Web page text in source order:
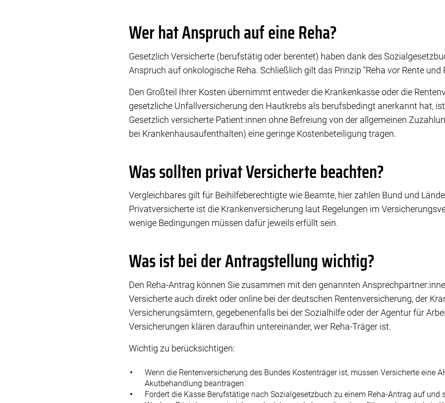
Wer hat Anspruch auf eine Reha?
Gesetzlich Versicherte (berufstätig oder berentet) haben dank des
Anspruch auf onkologische Reha. Schließlich gilt das Prinzip "Reha vor Rente und
Den Großteil Ihrer Kosten übernimmt entweder die Krankenkasse oder die
gesetzliche Unfallversicherung den Hautkrebs als berufsbedingt anerkannt hat,
Gesetzlich versicherte Patient:innen ohne Befreiung von der allgemeinen
bei Krankenhausaufenthalten) eine geringe Kostenbeteiligung tragen.
Was sollten privat Versicherte beachten?
Vergleichbares gilt für Beihilfeberechtigte wie Beamte, hier zahlen Bund und
Privatversicherte ist die Krankenversicherung laut Regelungen im
wenige Bedingungen müssen dafür jeweils erfüllt sein.
Was ist bei der Antragstellung wichtig?
Den Reha-Antrag können Sie zusammen mit den genannten
Versicherte auch direkt oder online bei der deutschen Rentenversicherung, der
Versicherungsämtern, gegebenenfalls bei der Sozialhilfe oder der Agentur für
Versicherungen klären daraufhin untereinander, wer Reha-Träger ist.
Wichtig zu berücksichtigen:
Wenn die Rentenversicherung des Bundes Kostenträger ist, müssen Versicherte eine
Akutbehandlung beantragen.
Fordert die Kasse Berufstätige nach Sozialgesetzbuch zu einem Reha-Antrag auf und